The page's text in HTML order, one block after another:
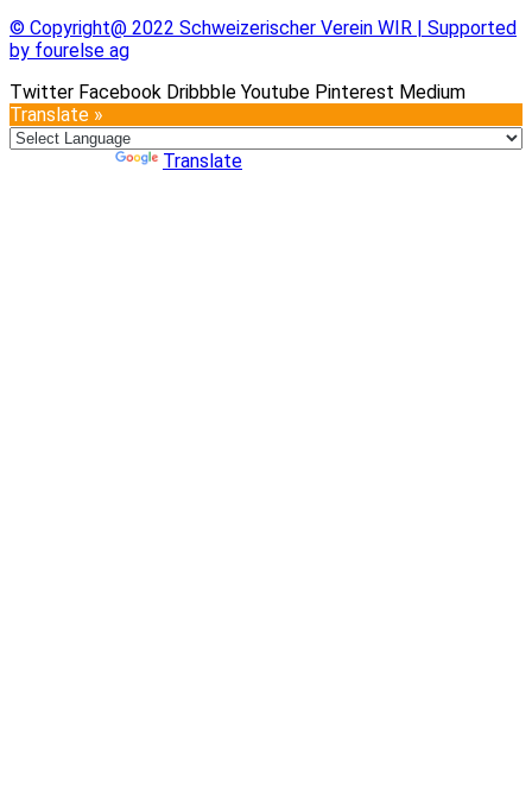
© Copyright@ 2022 Schweizerischer Verein WIR | Supported
by fourelse ag
Twitter Facebook Dribbble Youtube Pinterest Medium
Translate »
Translate